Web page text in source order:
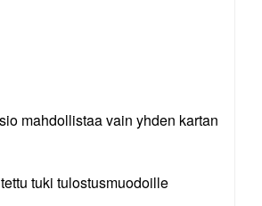
mahdollistaa vain yhden kartan
tuki tulostusmuodoille